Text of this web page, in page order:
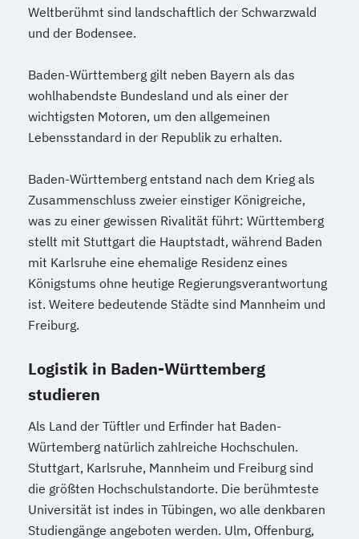
Weltberühmt sind landschaftlich der Schwarzwald
und der Bodensee.
Baden-Württemberg gilt neben Bayern als das
wohlhabendste Bundesland und als einer der
wichtigsten Motoren, um den allgemeinen
Lebensstandard in der Republik zu erhalten.
Baden-Württemberg entstand nach dem Krieg als
Zusammenschluss zweier einstiger Königreiche,
was zu einer gewissen Rivalität führt: Württemberg
stellt mit Stuttgart die Hauptstadt, während Baden
mit Karlsruhe eine ehemalige Residenz eines
Königstums ohne heutige Regierungsverantwortung
ist. Weitere bedeutende Städte sind Mannheim und
Freiburg.
Logistik in Baden-Württemberg
studieren
Als Land der Tüftler und Erfinder hat Baden-
Würtemberg natürlich zahlreiche Hochschulen.
Stuttgart, Karlsruhe, Mannheim und Freiburg sind
die größten Hochschulstandorte. Die berühmteste
Universität ist indes in Tübingen, wo alle denkbaren
Studiengänge angeboten werden. Ulm, Offenburg,